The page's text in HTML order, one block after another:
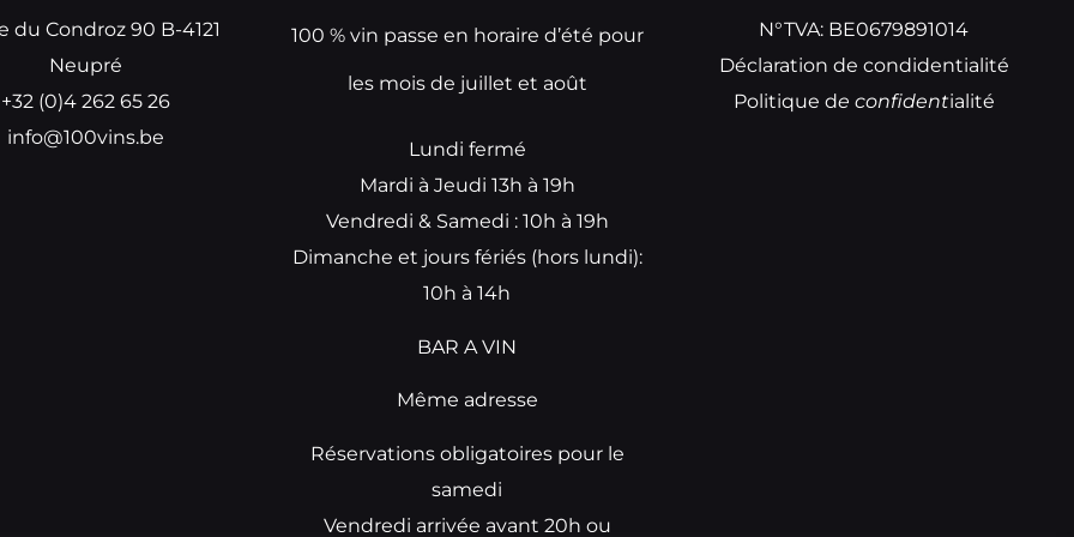
du Condroz 90 B-4121
Neupré
+32 (0)4 262 65 26
info@100vins.be
100 % vin passe en horaire d’été pour
les mois de juillet et août
Lundi fermé
Mardi à Jeudi 13h à 19h
Vendredi & Samedi : 10h à 19h
Dimanche et jours fériés (hors lundi):
10h à 14h
BAR A VIN
Même adresse
Réservations obligatoires pour le
samedi
Vendredi arrivée avant 20h ou
N°TVA: BE0679891014
Déclaration de condidentialité
Politique de confidentialité